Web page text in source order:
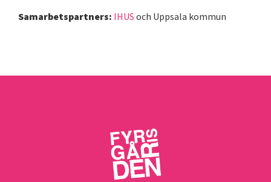
Samarbetspartners: IHUS och Uppsala kommun